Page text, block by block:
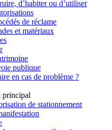
d’habiter ou d’utiliser
de réclame
et matériaux
publique
en cas de problème ?
principal
de stationnement